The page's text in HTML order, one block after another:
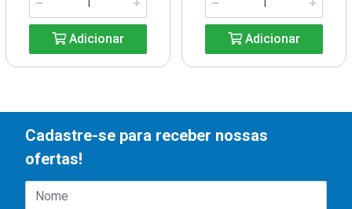
Adicionar Adicionar
Cadastre-se para receber nossas
ofertas!